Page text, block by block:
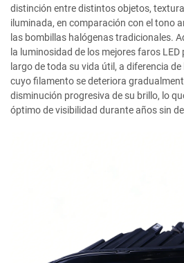
distinción entre distintos objetos,
iluminada, en comparación con el tono
las bombillas halógenas tradicionales.
la luminosidad de los mejores faros
largo de toda su vida útil, a diferencia
cuyo filamento se deteriora
disminución progresiva de su brillo, lo
óptimo de visibilidad durante años sin